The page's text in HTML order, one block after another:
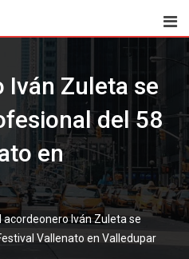
Iván Zuleta se
del 58
en
acordeonero Iván Zuleta se
Vallenato en Valledupar